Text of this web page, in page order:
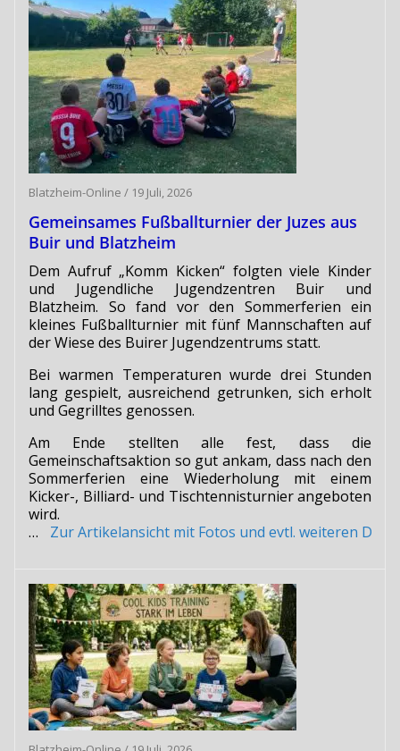
Blatzheim-Online / 19 Juli, 2026
Gemeinsames Fußballturnier der Juzes aus
Buir und Blatzheim
Dem Aufruf „Komm Kicken“ folgten viele Kinder
und Jugendliche Jugendzentren Buir und
Blatzheim. So fand vor den Sommerferien ein
kleines Fußballturnier mit fünf Mannschaften auf
der Wiese des Buirer Jugendzentrums statt.
Bei warmen Temperaturen wurde drei Stunden
lang gespielt, ausreichend getrunken, sich erholt
und Gegrilltes genossen.
Am Ende stellten alle fest, dass die
Gemeinschaftsaktion so gut ankam, dass nach den
Sommerferien eine Wiederholung mit einem
Kicker-, Billiard- und Tischtennisturnier angeboten
wird.
…Zur Artikelansicht mit Fotos und evtl. weiteren